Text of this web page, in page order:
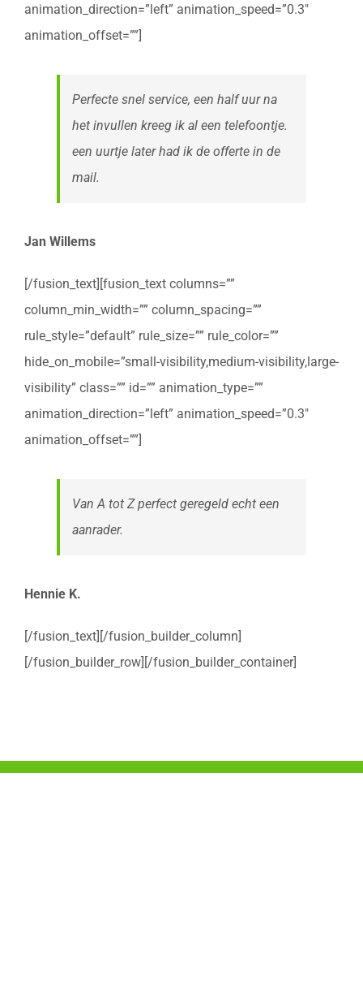
animation_direction=”left” animation_speed=”0.3″
animation_offset=””]
Perfecte snel service, een half uur na
het invullen kreeg ik al een telefoontje.
een uurtje later had ik de offerte in de
mail.
Jan Willems
[/fusion_text][fusion_text columns=””
column_min_width=”” column_spacing=””
rule_style=”default” rule_size=”” rule_color=””
hide_on_mobile=”small-visibility,medium-visibility,large-
visibility” class=”” id=”” animation_type=””
animation_direction=”left” animation_speed=”0.3″
animation_offset=””]
Van A tot Z perfect geregeld echt een
aanrader.
Hennie K.
[/fusion_text][/fusion_builder_column]
[/fusion_builder_row][/fusion_builder_container]